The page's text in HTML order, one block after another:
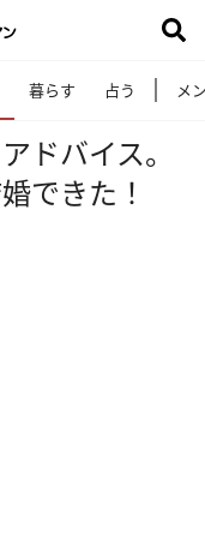
暮らす 占う メ
ドバイス。
できた！